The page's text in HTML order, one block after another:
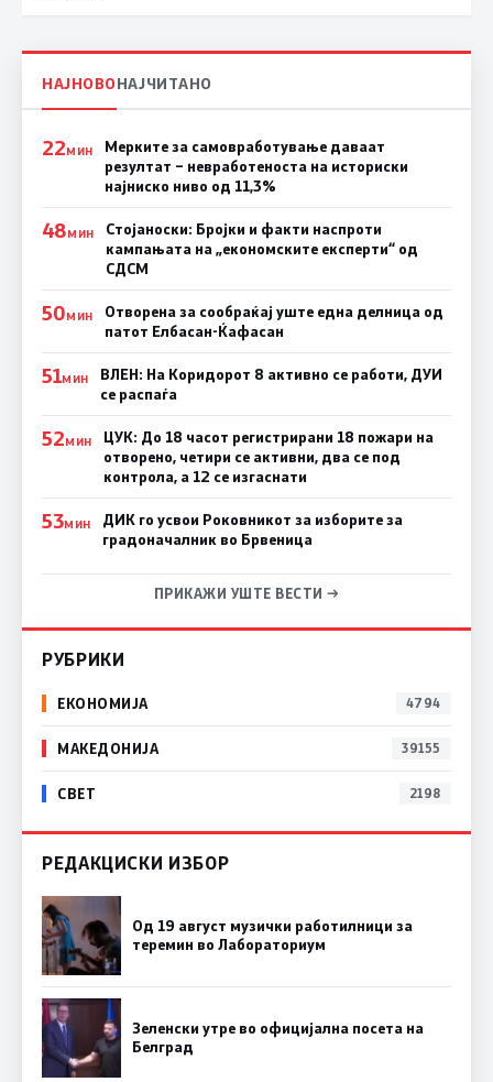
НАЈНОВОНАЈЧИТАНО
22МИН
Мерките за самовработување даваат
резултат – невработеноста на историски
најниско ниво од 11,3%
48МИН
Стојаноски: Бројки и факти наспроти
кампањата на „економските експерти“ од
СДСM
50МИН
Отворена за сообраќај уште една делница од
патот Елбасан-Ќафасан
51МИН
ВЛЕН: На Коридорот 8 активно се работи, ДУИ
се распаѓа
52МИН
ЦУК: До 18 часот регистрирани 18 пожари на
отворено, четири се активни, два се под
контрола, а 12 се изгаснати
53МИН
ДИК го усвои Роковникот за изборите за
градоначалник во Брвеница
ПРИКАЖИ УШТЕ ВЕСТИ →
РУБРИКИ
ЕКОНОМИЈА 4794
МАКЕДОНИЈА 39155
СВЕТ 2198
РЕДАКЦИСКИ ИЗБОР
Од 19 август музички работилници за
теремин во Лабораториум
Зеленски утре во официјална посета на
Белград